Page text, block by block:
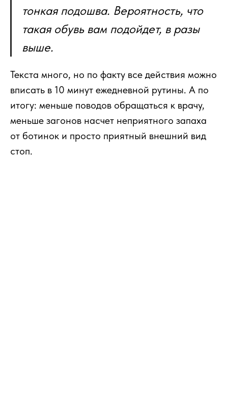
тонкая подошва. Вероятность, что
такая обувь вам подойдет, в разы
выше.
Текста много, но по факту все действия можно
вписать в 10 минут ежедневной рутины. А по
итогу: меньше поводов обращаться к врачу,
меньше загонов насчет неприятного запаха
от ботинок и просто приятный внешний вид
стоп.